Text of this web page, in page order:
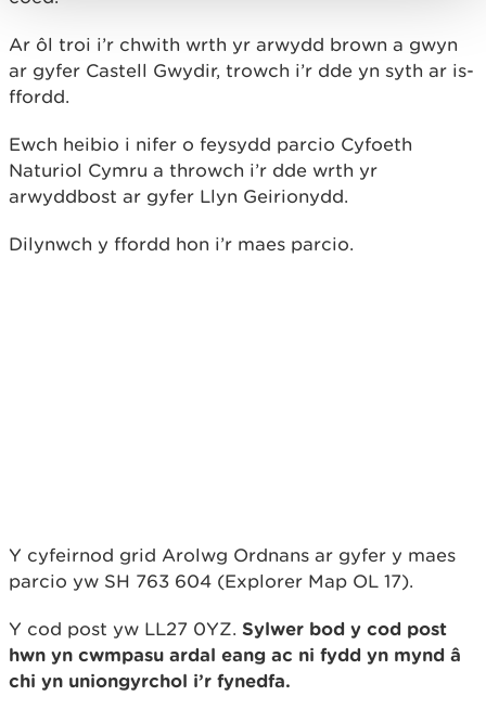
Ar ôl troi i’r chwith wrth yr arwydd brown a gwyn
ar gyfer Castell Gwydir, trowch i’r dde yn syth ar is-
ffordd.
Ewch heibio i nifer o feysydd parcio Cyfoeth
Naturiol Cymru a throwch i’r dde wrth yr
arwyddbost ar gyfer Llyn Geirionydd.
Dilynwch y ffordd hon i’r maes parcio.
Y cyfeirnod grid Arolwg Ordnans ar gyfer y maes
parcio yw SH 763 604 (Explorer Map OL 17).
Y cod post yw LL27 0YZ. Sylwer bod y cod post
hwn yn cwmpasu ardal eang ac ni fydd yn mynd â
chi yn uniongyrchol i’r fynedfa.